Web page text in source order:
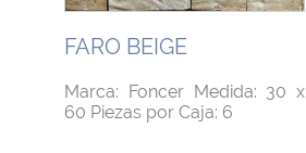
FARO BEIGE
Marca: Foncer Medida: 30 x
60 Piezas por Caja: 6